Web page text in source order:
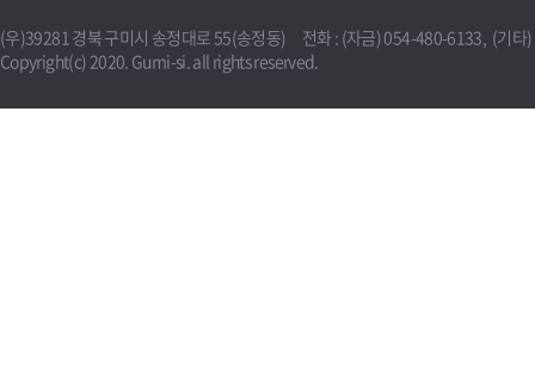
(우)39281 경북 구미시 송정대로 55(송정동) 전화 : (자금) 054-480-6133, (기타
Copyright(c) 2020. Gumi-si. all rights reserved.